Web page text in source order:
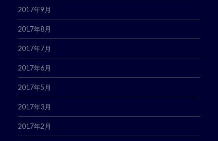
2017年9月
2017年8月
2017年7月
2017年6月
2017年5月
2017年3月
2017年2月